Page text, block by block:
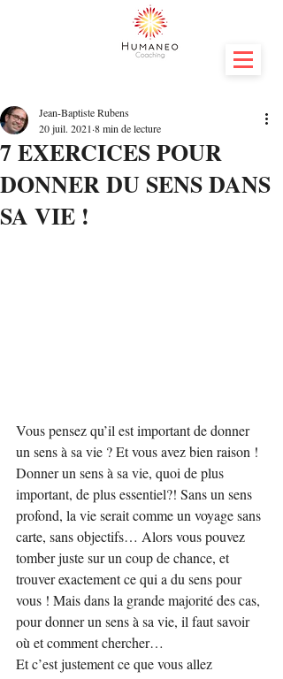
7 EXERCICES POUR
DONNER DU SENS DANS
SA VIE !
Jean-Baptiste Rubens
20 juil. 2021 8 min de lecture
Vous pensez qu’il est important de donner
un sens à sa vie ? Et vous avez bien raison !
Donner un sens à sa vie, quoi de plus
important, de plus essentiel?! Sans un sens
profond, la vie serait comme un voyage sans
carte, sans objectifs… Alors vous pouvez
tomber juste sur un coup de chance, et
trouver exactement ce qui a du sens pour
vous ! Mais dans la grande majorité des cas,
pour donner un sens à sa vie, il faut savoir
où et comment chercher…
Et c’est justement ce que vous allez